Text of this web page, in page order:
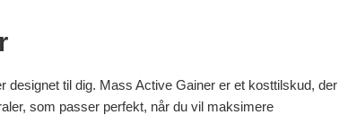
til dig. Mass Active Gainer er et kosttilskud, der
som passer perfekt, når du vil maksimere